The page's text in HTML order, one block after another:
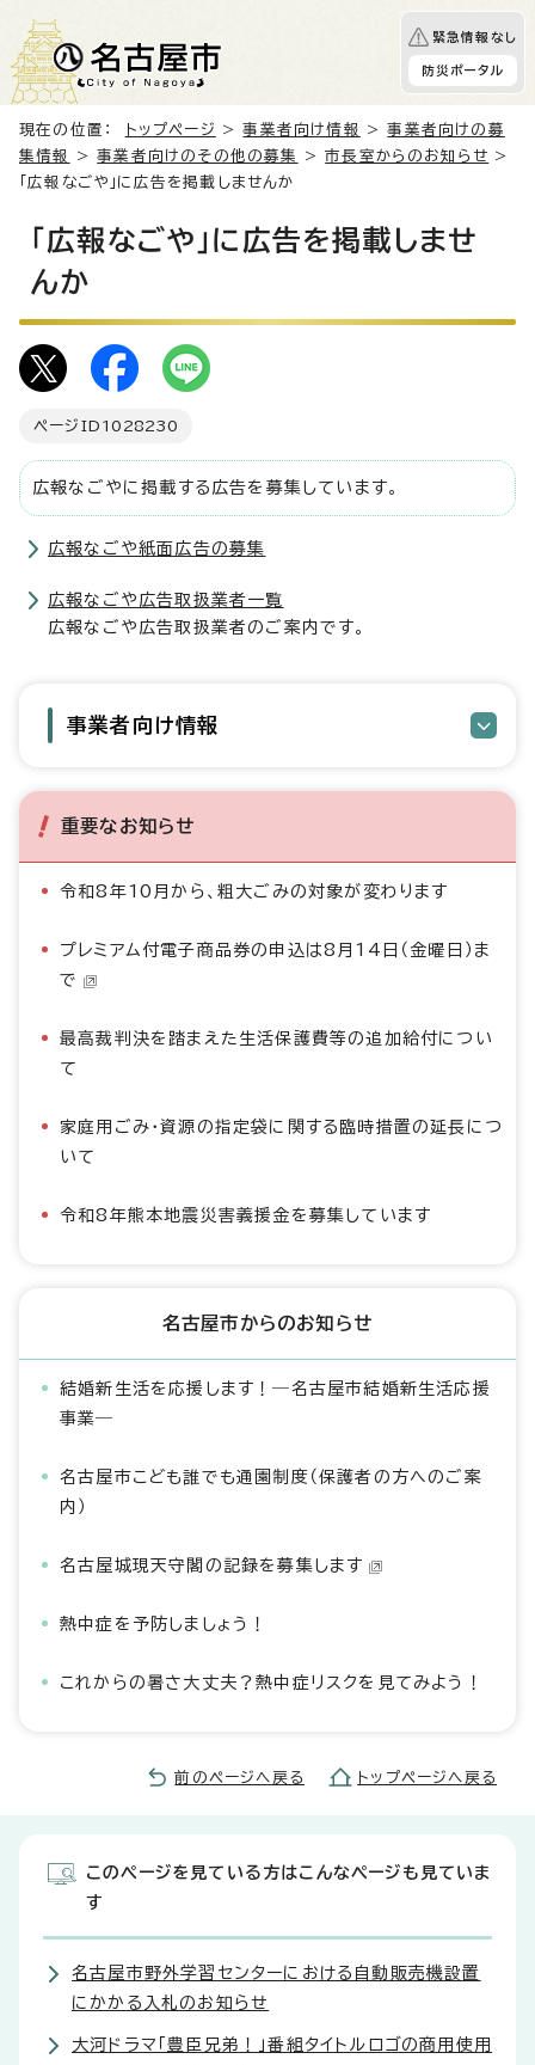
緊急情報なし
防災ポータル
現在の位置： トップページ >事業者向け情報 >事業者向けの募
集情報
>事業者向けのその他の募集 >市長室からのお知らせ >
「広報なごや」に広告を掲載しませんか
「広報なごや」に広告を掲載しませ
んか
ページID 1028230
広報なごやに掲載する広告を募集しています。
広報なごや紙面広告の募集
広報なごや広告取扱業者一覧
広報なごや広告取扱業者のご案内です。
事業者向け情報
重要なお知らせ
令和8年10月から、粗大ごみの対象が変わります
プレミアム付電子商品券の申込は8月14日（金曜日）ま
で
最高裁判決を踏まえた生活保護費等の追加給付につい
て
家庭用ごみ・資源の指定袋に関する臨時措置の延長につ
いて
令和8年熊本地震災害義援金を募集しています
名古屋市からのお知らせ
結婚新生活を応援します！―名古屋市結婚新生活応援
事業―
名古屋市こども誰でも通園制度（保護者の方へのご案
内）
名古屋城現天守閣の記録を募集します
熱中症を予防しましょう！
これからの暑さ大丈夫？熱中症リスクを見てみよう！
前のページへ戻る トップページへ戻る
このページを見ている方はこんなページも見ていま
す
名古屋市野外学習センターにおける自動販売機設置
にかかる入札のお知らせ
大河ドラマ「豊臣兄弟！」番組タイトルロゴの商用使用